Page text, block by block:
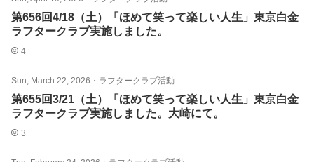
第656回4/18（土）「ほめて笑って楽しい人生」東京白金
ラフタークラブ実施しました。
4
Sun, March 22, 2026 ・ ラフタークラブ活動
第655回3/21（土）「ほめて笑って楽しい人生」東京白金
ラフタークラブ実施しました。大崎にて。
3